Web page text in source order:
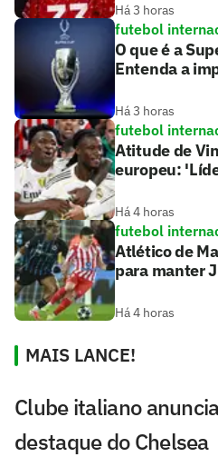
Há 3 horas
futebol
O que é a
Entenda a
Há 3 horas
futebol
Atitude de
europeu:
Há 4 horas
futebol
Atlético de
para manter
Há 4 horas
MAIS LANCE!
Clube italiano
destaque do Chelsea